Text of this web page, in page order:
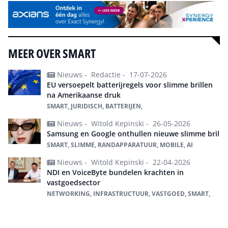
MEER OVER SMART
Nieuws - Redactie - 17-07-2026
EU versoepelt batterijregels voor slimme brillen
na Amerikaanse druk
SMART, JURIDISCH, BATTERIJEN,
Nieuws - Witold Kepinski - 26-05-2026
Samsung en Google onthullen nieuwe slimme bril
SMART, SLIMME, RANDAPPARATUUR, MOBILE, AI
Nieuws - Witold Kepinski - 22-04-2026
NDI en VoiceByte bundelen krachten in
vastgoedsector
NETWORKING, INFRASTRUCTUUR, VASTGOED, SMART,